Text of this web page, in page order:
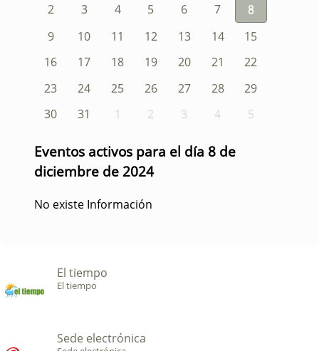
2
3 4 5 6 7
8
9
10 11 12 13 14
15
16
17 18 19 20 21
22
23
24 25 26 27 28
29
30
31 1 2 3 4 5
Eventos activos para el día 8 de
diciembre de 2024
No existe Información
El tiempo
El tiempo
Sede electrónica